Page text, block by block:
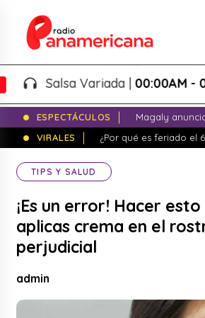
Salsa Variada |00:00AM -
ESPECTÁCULOS
Magaly
VIRALES
¿Por qué es feriado el
TIPS Y SALUD
¡Es un error! Hacer
aplicas crema en el
perjudicial
admin